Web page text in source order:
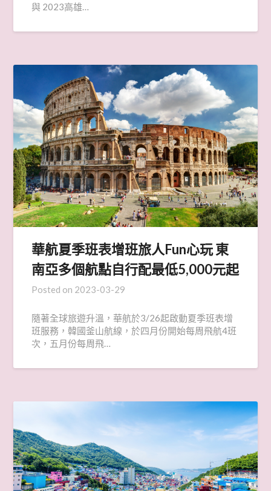
與 2023高雄…
華航夏季班表增班旅人Fun心玩 東
南亞多個航點自行配最低5,000元起
Posted on 2023-03-29
隨著全球旅遊升溫，華航於3/26起啟動夏季班表增
班服務，韓國釜山航線，於四月份開始每周飛航4班
次，五月份每周飛…